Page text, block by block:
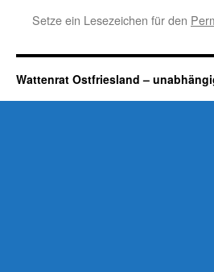
Setze ein Lesezeichen für den
Wattenrat Ostfriesland –